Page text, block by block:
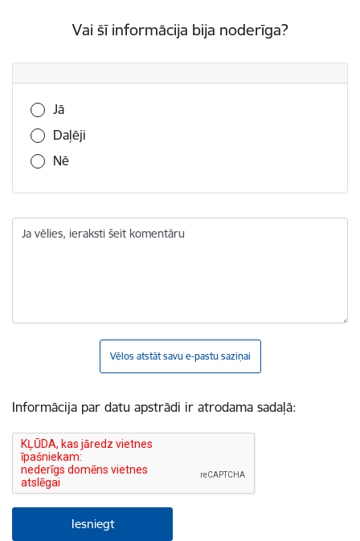
Vai šī informācija bija noderīga?
Vai šī informācija bija noderīga?
Jā
Daļēji
Nē
Ja vēlies, ieraksti šeit komentāru
Vēlos atstāt savu e-pastu saziņai
Informācija par datu apstrādi ir atrodama sadaļā: